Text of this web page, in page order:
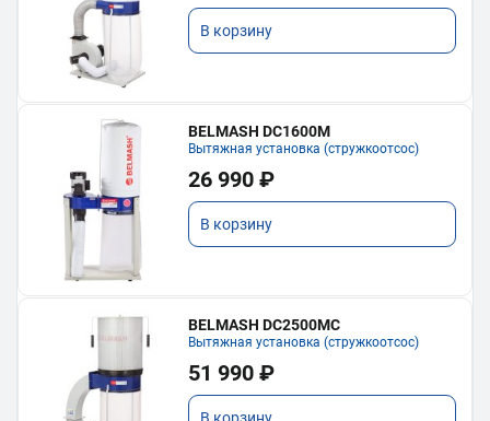
В корзину
BELMASH DC1600M
Вытяжная установка (стружкоотсос)
26 990 ₽
В корзину
BELMASH DC2500MC
Вытяжная установка (стружкоотсос)
51 990 ₽
В корзину